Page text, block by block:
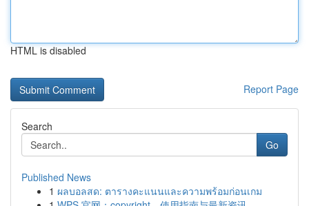
HTML is disabled
Report Page
Search
Go
Published News
1 ผลบอลสด: ตารางคะแนนและความพร้อมก่อนเกม